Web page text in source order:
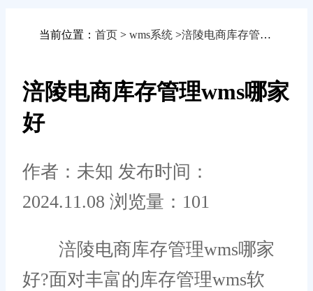
当前位置： 首页 > wms系统 >涪陵电商库存管理wms哪家好
涪陵电商库存管理wms哪家
好
作者：未知 发布时间：
2024.11.08 浏览量：101
涪陵电商库存管理wms哪家
好?面对丰富的库存管理wms软